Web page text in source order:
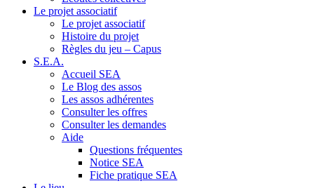
Le projet associatif
Le projet associatif
Histoire du projet
Règles du jeu – Capus
S.E.A.
Accueil SEA
Le Blog des assos
Les assos adhérentes
Consulter les offres
Consulter les demandes
Aide
Questions fréquentes
Notice SEA
Fiche pratique SEA